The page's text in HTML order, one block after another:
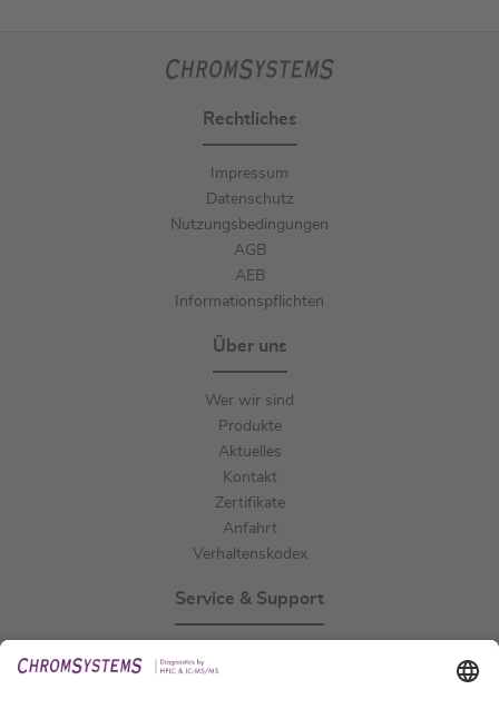
Rechtliches
Impressum
Datenschutz
Nutzungsbedingungen
AGB
AEB
Informationspflichten
Über uns
Wer wir sind
Produkte
Aktuelles
Kontakt
Zertifikate
Anfahrt
Verhaltenskodex
Service & Support